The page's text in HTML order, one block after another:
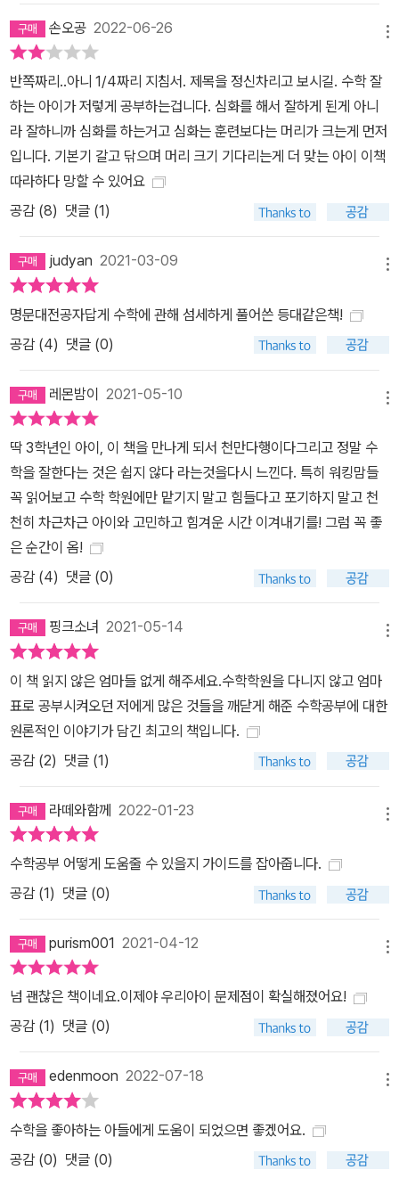
손오공 2022-06-26
반쪽짜리..아니 1/4짜리 지침서. 제목을 정신차리고 보시길. 수학 잘
하는 아이가 저렇게 공부하는겁니다. 심화를 해서 잘하게 된게 아니
라 잘하니까 심화를 하는거고 심화는 훈련보다는 머리가 크는게 먼저
입니다. 기본기 갈고 닦으며 머리 크기 기다리는게 더 맞는 아이 이책
따라하다 망할 수 있어요
공감 (8) 댓글 (1)
judyan 2021-03-09
명문대전공자답게 수학에 관해 섬세하게 풀어쓴 등대같은책!
공감 (4) 댓글 (0)
레몬밤이 2021-05-10
딱 3학년인 아이, 이 책을 만나게 되서 천만다행이다그리고 정말 수
학을 잘한다는 것은 쉽지 않다 라는것을다시 느낀다. 특히 워킹맘들
꼭 읽어보고 수학 학원에만 맡기지 말고 힘들다고 포기하지 말고 천
천히 차근차근 아이와 고민하고 힘겨운 시간 이겨내기를! 그럼 꼭 좋
은 순간이 옴!
공감 (4) 댓글 (0)
핑크소녀 2021-05-14
이 책 읽지 않은 엄마들 없게 해주세요.수학학원을 다니지 않고 엄마
표로 공부시켜오던 저에게 많은 것들을 깨닫게 해준 수학공부에 대한
원론적인 이야기가 담긴 최고의 책입니다.
공감 (2) 댓글 (1)
라떼와함께 2022-01-23
수학공부 어떻게 도움줄 수 있을지 가이드를 잡아줍니다.
공감 (1) 댓글 (0)
purism001 2021-04-12
넘 괜찮은 책이네요.이제야 우리아이 문제점이 확실해졌어요!
공감 (1) 댓글 (0)
edenmoon 2022-07-18
수학을 좋아하는 아들에게 도움이 되었으면 좋겠어요.
공감 (0) 댓글 (0)